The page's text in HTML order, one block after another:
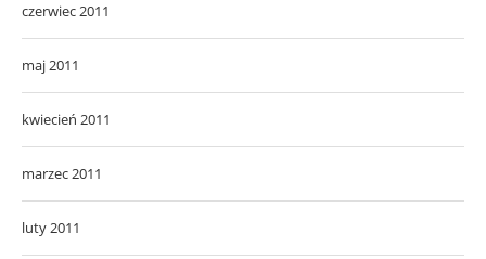
czerwiec 2011
maj 2011
kwiecień 2011
marzec 2011
luty 2011